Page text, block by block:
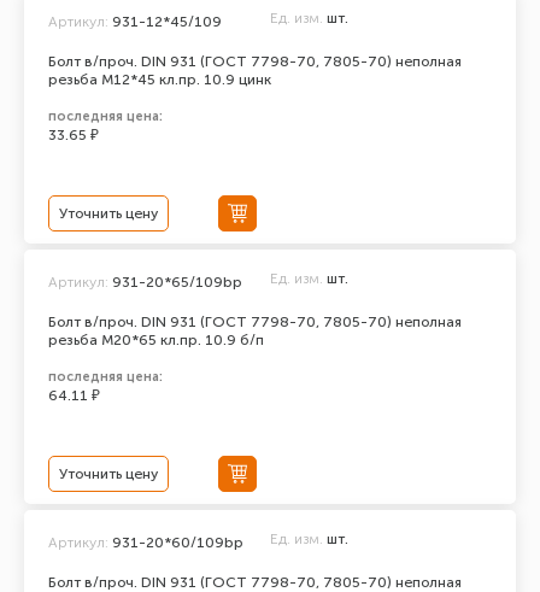
Болт в/проч. DIN 931 (ГОСТ 7798-70, 7805-70) неполная
резьба М12*45 кл.пр. 10.9 цинк
Артикул: 931-12*45/109 Ед. изм. шт.
последняя цена:
33.65 ₽
Уточнить цену
Болт в/проч. DIN 931 (ГОСТ 7798-70, 7805-70) неполная
резьба М20*65 кл.пр. 10.9 б/п
Артикул: 931-20*65/109bp Ед. изм. шт.
последняя цена:
64.11 ₽
Уточнить цену
Болт в/проч. DIN 931 (ГОСТ 7798-70, 7805-70) неполная
Артикул: 931-20*60/109bp Ед. изм. шт.